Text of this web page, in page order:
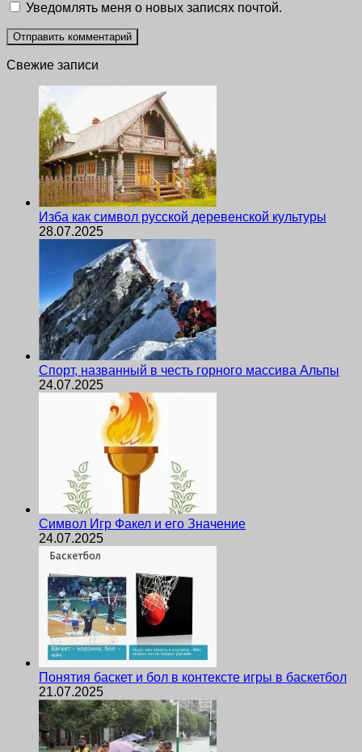
Уведомлять меня о новых записях почтой.
Свежие записи
Изба как символ русской деревенской культуры
28.07.2025
Спорт, названный в честь горного массива Альпы
24.07.2025
Символ Игр Факел и его Значение
24.07.2025
Понятия баскет и бол в контексте игры в баскетбол
21.07.2025